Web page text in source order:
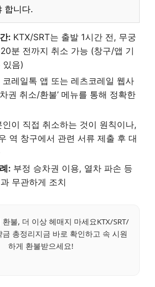
합니다.
: KTX/SRT는 출발 1시간 전, 무궁
분 전까지 취소 가능 (창구/앱 기
있음)
코레일톡 앱 또는 레츠코레일 웹사
권 취소/환불’ 메뉴를 통해 정확한
인이 직접 취소하는 것이 원칙이나,
역 창구에서 관련 서류 제출 후 대
: 부정 승차권 이용, 열차 파손 등
무관하게 조치
환불, 더 이상 헤매지 마세요KTX/SRT/
총정리지금 바로 확인하고 속 시원
하게 환불받으세요!